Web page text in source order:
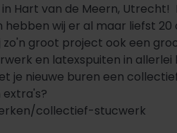
Hart van de Meern,
hebben wij er al maar liefst
groot project ook een
en latexspuiten in allerlei
je nieuwe buren een
collectief-stucwerk